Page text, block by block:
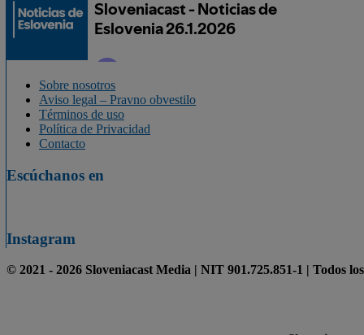
Sobre nosotros
Aviso legal – Pravno obvestilo
Términos de uso
Política de Privacidad
Contacto
Escúchanos en
Instagram
© 2021 - 2026 Sloveniacast Media | NIT 901.725.851-1 | Todos